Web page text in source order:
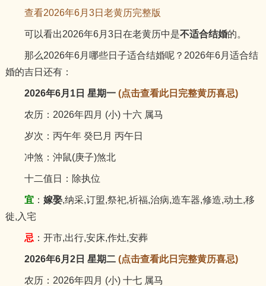
查看2026年6月3日老黄历完整版
可以看出2026年6月3日在老黄历中是不适合结婚的。
那么2026年6月哪些日子适合结婚呢？2026年6月适合结
婚的吉日还有：
2026年6月1日 星期一 (点击查看此日完整黄历喜忌)
农历：2026年四月 (小) 十六 属马
岁次：丙午年 癸巳月 丙午日
冲煞：沖鼠(庚子)煞北
十二值日：除执位
宜： 嫁娶,纳采,订盟,祭祀,祈福,治病,造车器,修造,动土,移
徙,入宅
忌 ：开市,出行,安床,作灶,安葬
2026年6月2日 星期二 (点击查看此日完整黄历喜忌)
农历：2026年四月 (小) 十七 属马